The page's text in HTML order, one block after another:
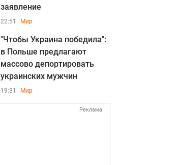
заявление
22:51 Мир
"Чтобы Украина победила":
в Польше предлагают
массово депортировать
украинских мужчин
19:31 Мир
Реклама